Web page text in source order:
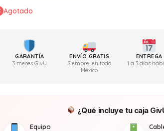
Agotado
GARANTÍA
3 meses GivU
ENVÍO GRATIS
Siempre, en todo
México
ENTREGA
1 a 3 días
¿Qué incluye tu caja
Equipo